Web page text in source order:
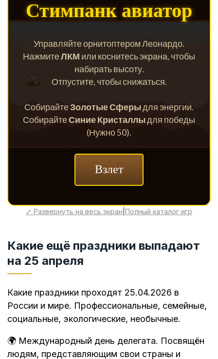
⤢ Развернуть на весь экран Полный каталог игр
Какие ещё праздники выпадают
на 25 апреля
Какие праздники проходят 25.04.2026 в
России и мире. Профессиональные, семейные,
социальные, экологические, необычные.
🌍 Международный день делегата. Посвящён
людям, представляющим свои страны и